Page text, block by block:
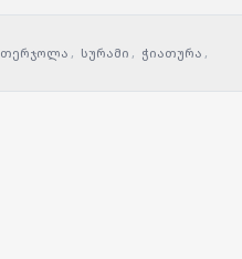
თერჯოლა , სურამი , ჭიათურა ,